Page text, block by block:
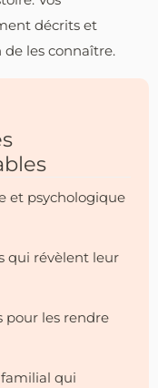
décrits et
de les connaître.
et psychologique
qui révèlent leur
pour les rendre
qui